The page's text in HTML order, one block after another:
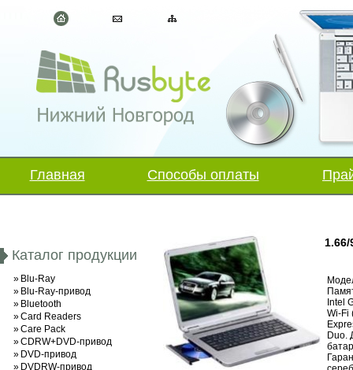
Главная Способы оплаты
Каталог продукции
» Blu-Ray
» Blu-Ray-привод
» Bluetooth
»Card Readers
»Care Pack
»CDRW+DVD-привод
» DVD-привод
» DVDRW-привод
1.66/
Intel
Wi-Fi
Duo.